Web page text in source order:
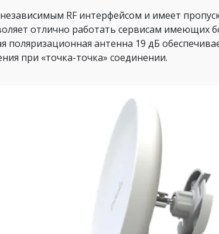
RF интерфейсом и имеет
отлично работать сервисам имеющих
поляризационная антенна 19 дБ
при «точка-точка» соединении.